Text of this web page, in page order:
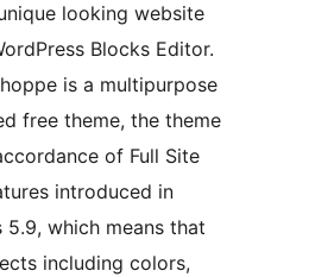
looking website
Blocks Editor.
is a multipurpose
free theme, the theme
of Full Site
introduced in
5.9, which means that
including colors,